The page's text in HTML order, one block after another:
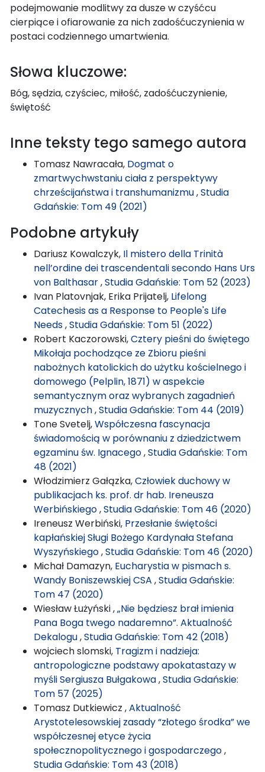
podejmowanie modlitwy za dusze w czyśćcu
cierpiące i ofiarowanie za nich zadośćuczynienia w
postaci codziennego umartwienia.
Słowa kluczowe:
Bóg, sędzia, czyściec, miłość, zadośćuczynienie,
świętość
Inne teksty tego samego autora
Tomasz Nawracała, Dogmat o
zmartwychwstaniu ciała z perspektywy
chrześcijaństwa i transhumanizmu,Studia
Gdańskie: Tom 49 (2021)
Podobne artykuły
Dariusz Kowalczyk, Il mistero della Trinità
nell’ordine dei trascendentali secondo Hans Urs
von Balthasar,Studia Gdańskie: Tom 52 (2023)
Ivan Platovnjak, Erika Prijatelj, Lifelong
Catechesis as a Response to People's Life
Needs,Studia Gdańskie: Tom 51 (2022)
Robert Kaczorowski,Cztery pieśni do świętego
Mikołaja pochodzące ze Zbioru pieśni
nabożnych katolickich do użytku kościelnego i
domowego (Pelplin, 1871) w aspekcie
semantycznym oraz wybranych zagadnień
muzycznych,Studia Gdańskie: Tom 44 (2019)
Tone Svetelj,Współczesna fascynacja
świadomością w porównaniu z dziedzictwem
egzaminu św. Ignacego,Studia Gdańskie: Tom
48 (2021)
Włodzimierz Gałązka,Człowiek duchowy w
publikacjach ks. prof. dr hab. Ireneusza
Werbińskiego,Studia Gdańskie: Tom 46 (2020)
Ireneusz Werbiński, Przesłanie świętości
kapłańskiej Sługi Bożego Kardynała Stefana
Wyszyńskiego,Studia Gdańskie: Tom 46 (2020)
Michał Damazyn, Eucharystia w pismach s.
Wandy Boniszewskiej CSA ,Studia Gdańskie:
Tom 47 (2020)
Wiesław Łużyński ,„Nie będziesz brał imienia
Pana Boga twego nadaremno”. Aktualność
Dekalogu,Studia Gdańskie: Tom 42 (2018)
wojciech slomski, Tragizm i nadzieja:
antropologiczne podstawy apokatastazy w
myśli Sergiusza Bułgakowa,Studia Gdańskie:
Tom 57 (2025)
Tomasz Dutkiewicz ,Aktualność
Arystotelesowskiej zasady “złotego środka” we
współczesnej etyce życia
społecznopolitycznego i gospodarczego,
Studia Gdańskie: Tom 43 (2018)